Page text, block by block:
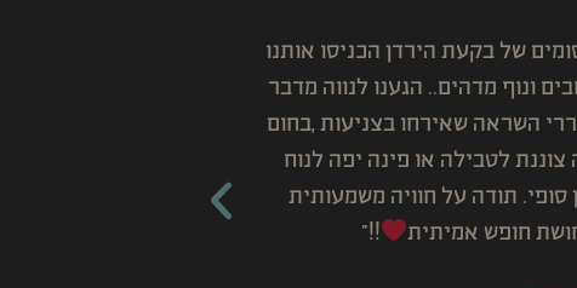
ומאובזר .האירוח שלכם מלא לב
חשוף , חיות בר הגו עדן שהוא
מושלמת בשבילנו! תודה!"
סימלמן
שיזף